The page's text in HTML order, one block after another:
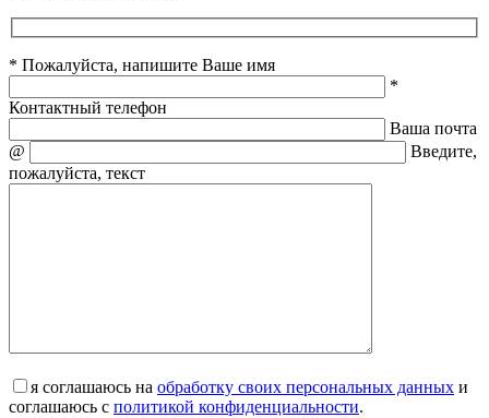
* Пожалуйста, напишите Ваше имя
*
Контактный телефон
Ваша почта
@
Введите,
пожалуйста, текст
я соглашаюсь на обработку своих персональных данных и
соглашаюсь с политикой конфиденциальности.